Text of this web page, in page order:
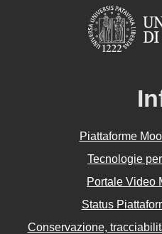
Piattaforme
Tecnologie
Portale Video
Status
Conservazione,